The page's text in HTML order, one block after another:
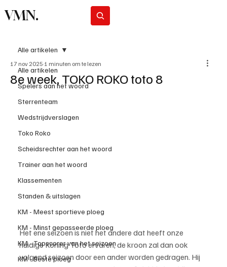
VMN.
Alle artikelen
Spelers aan het woord
Sterrenteam
Wedstrijdverslagen
Toko Roko
Scheidsrechter aan het woord
Trainer aan het woord
Klassementen
Standen & uitslagen
KM - Meest sportieve ploeg
KM - Minst gepasseerde ploeg
KM - Topscorer van het seizoen
KM - Beste ploeg
Alle artikelen
8e week, TOKO ROKO toto 8
17 nov 2025 1 minuten om te lezen
Het ene seizoen is niet het andere dat heeft onze
huidige Koning Toto ervaren, de kroon zal dan ook
volgend seizoen door een ander worden gedragen. Hij